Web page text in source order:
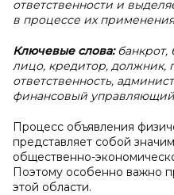
ответственности и
в процессе их
Ключевые слова:банкрот,
лицо, кредитор, должник,
ответственность,
финансовый
Процесс объявления
представляет собой
общественно-
Поэтому особенно важно
этой области.